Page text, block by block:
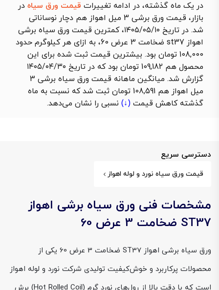
در یک ماه گذشته، در ادامه تغییرات قیمت ورق سیاه در
بازار، قیمت ورق برشی 3 میل اهواز هم دچار نوساناتی
شد. در تاریخ ۱۴۰۵/۰۵/۱۰، کمترین قیمت ورق سیاه برشی
اهواز st37 ضخامت 3 عرض 60، به ازای هر کیلوگرم حدود
108,000 تومان بود. بیشترین قیمت ثبت شده برای این
محصول هم 109,182 تومان بود که در تاریخ ۱۴۰۵/۰۴/۳۰
گزارش شد. میانگین ماهانه قیمت ورق سیاه برشی 3
میل اهواز هم 108,591 تومان ثبت شد که نسبت به ماه
گذشتهکاهش قیمت (↓) نسبی را نشان می‌دهد.
دسترسی سریع
قیمت ورق سیاه نورد و لوله اهواز
مشخصات فنی ورق سیاه برشی اهواز
ST37 ضخامت 3 عرض 60
ورق سیاه برشی اهواز ST37 ضخامت 3 عرض 60 یکی از
محصولات پرکاربرد و خوش‌کیفیت تولیدی شرکت نورد و لوله اهواز
است که با دقت بالا از رول‌های نورد گرم (Hot Rolled Coil) برش